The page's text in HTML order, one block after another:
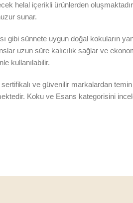
helal içerikli ürünlerden
sunar.
sünnete uygun doğal kokuların
uzun süre kalıcılık sağlar ve
kullanılabilir.
ve güvenilir markalardan
Koku ve Esans kategorisini